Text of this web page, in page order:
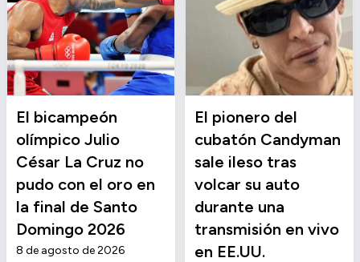
El bicampeón
olímpico Julio
César La Cruz no
pudo con el oro en
la final de Santo
Domingo 2026
8 de agosto de 2026
El pionero del
cubatón Candyman
sale ileso tras
volcar su auto
durante una
transmisión en vivo
en EE.UU.